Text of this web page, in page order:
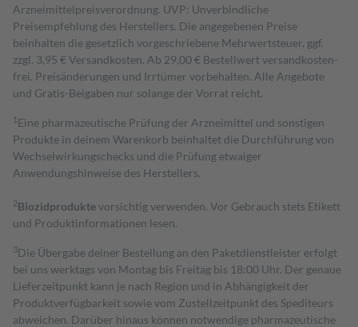
Arzneimittelpreisverordnung. UVP: Unverbindliche
Preisempfehlung des Herstellers. Die angegebenen Preise
beinhalten die gesetzlich vorgeschriebene Mehrwertsteuer, ggf.
zzgl. 3,95 € Versandkosten. Ab 29,00 € Bestell­wert versand­kosten­
frei. Preisänderungen und Irrtümer vorbehalten. Alle Angebote
und Gratis-Beigaben nur solange der Vorrat reicht.
1 Eine pharmazeutische Prüfung der Arzneimittel und sonstigen
Produkte in deinem Warenkorb beinhaltet die Durchführung von
Wechselwirkungschecks und die Prüfung etwaiger
Anwendungshinweise des Herstellers.
2Biozidproduktevorsichtig verwenden. Vor Gebrauch stets Etikett
und Produktinformationen lesen.
3Die Übergabe deiner Bestellung an den Paketdienstleister erfolgt
bei uns werktags von Montag bis Freitag bis 18:00 Uhr. Der genaue
Lieferzeitpunkt kann je nach Region und in Abhängigkeit der
Produktverfügbarkeit sowie vom Zustellzeitpunkt des Spediteurs
abweichen. Darüber hinaus können notwendige pharmazeutische